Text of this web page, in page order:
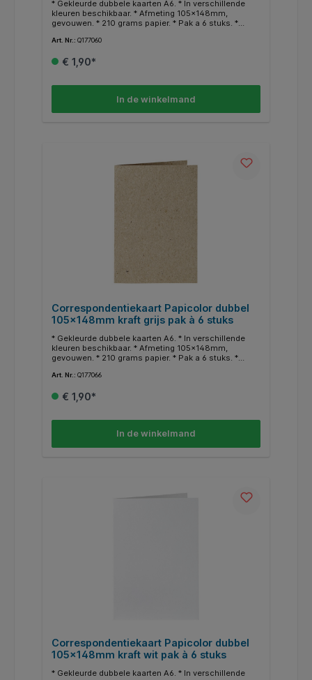
* Gekleurde dubbele kaarten A6. * In verschillende
kleuren beschikbaar. * Afmeting 105x148mm,
gevouwen. * 210 grams papier. * Pak a 6 stuks. *
kleuren zijn ook enveloppen en A4 papier
Art. Nr.: Q177060
€ 1,90*
In de winkelmand
Correspondentiekaart Papicolor dubbel
105x148mm kraft grijs pak à 6 stuks
* Gekleurde dubbele kaarten A6. * In verschillende
kleuren beschikbaar. * Afmeting 105x148mm,
gevouwen. * 210 grams papier. * Pak a 6 stuks. *
kleuren zijn ook enveloppen en A4 papier
Art. Nr.: Q177066
€ 1,90*
In de winkelmand
Correspondentiekaart Papicolor dubbel
105x148mm kraft wit pak à 6 stuks
* Gekleurde dubbele kaarten A6. * In verschillende